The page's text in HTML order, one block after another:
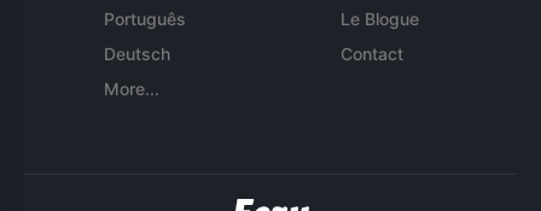
Português
Deutsch
More...
Le Blogue
Contact